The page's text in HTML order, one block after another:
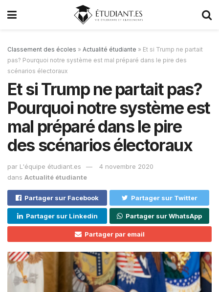
Classement des écoles » Actualité étudiante » Et si Trump ne partait
pas? Pourquoi notre système est mal préparé dans le pire des
scénarios électoraux
Et si Trump ne partait pas?
Pourquoi notre système est
mal préparé dans le pire
des scénarios électoraux
par L'équipe étudiant.es
4 novembre 2020
dans Actualité étudiante
Partager sur Facebook Partager sur Twitter
Partager sur Linkedin Partager sur WhatsApp
Partager par email